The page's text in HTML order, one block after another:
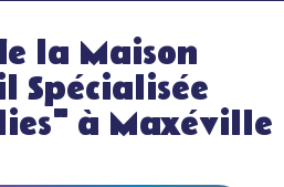
la Maison
Spécialisée
à Maxéville